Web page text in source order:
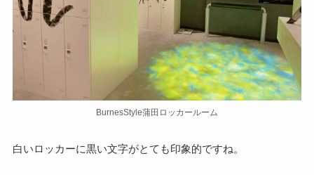
BurnesStyle蒲田ロッカールーム
白いロッカーに黒い文字がとても印象的ですね。